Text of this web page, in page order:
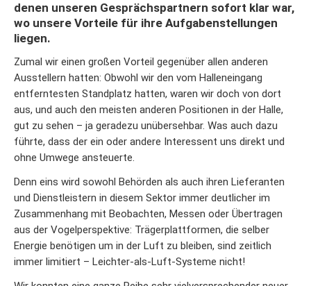
denen unseren Gesprächspartnern sofort klar war,
wo unsere Vorteile für ihre Aufgabenstellungen
liegen.
Zumal wir einen großen Vorteil gegenüber allen anderen
Ausstellern hatten: Obwohl wir den vom Halleneingang
entferntesten Standplatz hatten, waren wir doch von dort
aus, und auch den meisten anderen Positionen in der Halle,
gut zu sehen – ja geradezu unübersehbar. Was auch dazu
führte, dass der ein oder andere Interessent uns direkt und
ohne Umwege ansteuerte.
Denn eins wird sowohl Behörden als auch ihren Lieferanten
und Dienstleistern in diesem Sektor immer deutlicher im
Zusammenhang mit Beobachten, Messen oder Übertragen
aus der Vogelperspektive: Trägerplattformen, die selber
Energie benötigen um in der Luft zu bleiben, sind zeitlich
immer limitiert – Leichter-als-Luft-Systeme nicht!